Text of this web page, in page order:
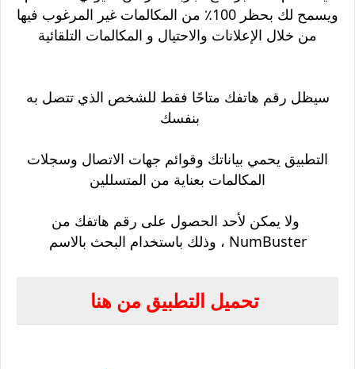
ويسمح لك بحظر 100٪ من المكالمات غير المرغوب فيها
من خلال الإعلانات والاحتيال و المكالمات التلقائية
سيظل رقم هاتفك متاحًا فقط للشخص الذي تتصل به
بنفسك
التطبيق يحمي بياناتك وقوائم جهات الاتصال وسجلات
المكالمات بعناية من المتسللين
ولا يمكن لأحد الحصول على رقم هاتفك من
NumBuster ، وذلك باستخدام البحث بالاسم
تحميل التطبيق من هنا